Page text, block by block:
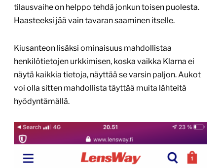
tilausvaihe on helppo tehdä jonkun toisen puolesta.
Haasteeksi jää vain tavaran saaminen itselle.
Kiusanteon lisäksi ominaisuus mahdollistaa
henkilötietojen urkkimisen, koska vaikka Klarna ei
näytä kaikkia tietoja, näyttää se varsin paljon. Aukot
voi olla sitten mahdollista täyttää muita lähteitä
hyödyntämällä.